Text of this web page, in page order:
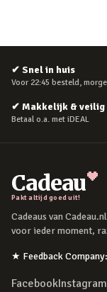
✔ Snel in huis
Voor 22:45 besteld,
✔ Makkelijk & veilig
Betaal o.a. met iDEAL
Cadeau
Pakt altijd goed uit!
Cadeaus van
voor ieder moment,
★ Feedback Company:
FacebookInstagram